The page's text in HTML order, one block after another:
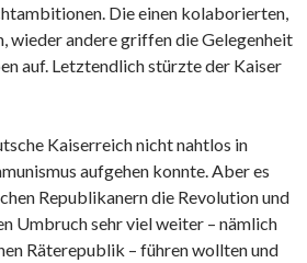
Die einen kolaborierten,
wieder andere griffen die Gelegenheit
auf. Letztendlich stürzte der Kaiser
Kaiserreich nicht nahtlos in
aufgehen konnte. Aber es
Republikanern die Revolution und
Umbruch sehr viel weiter – nämlich
Räterepublik – führen wollten und